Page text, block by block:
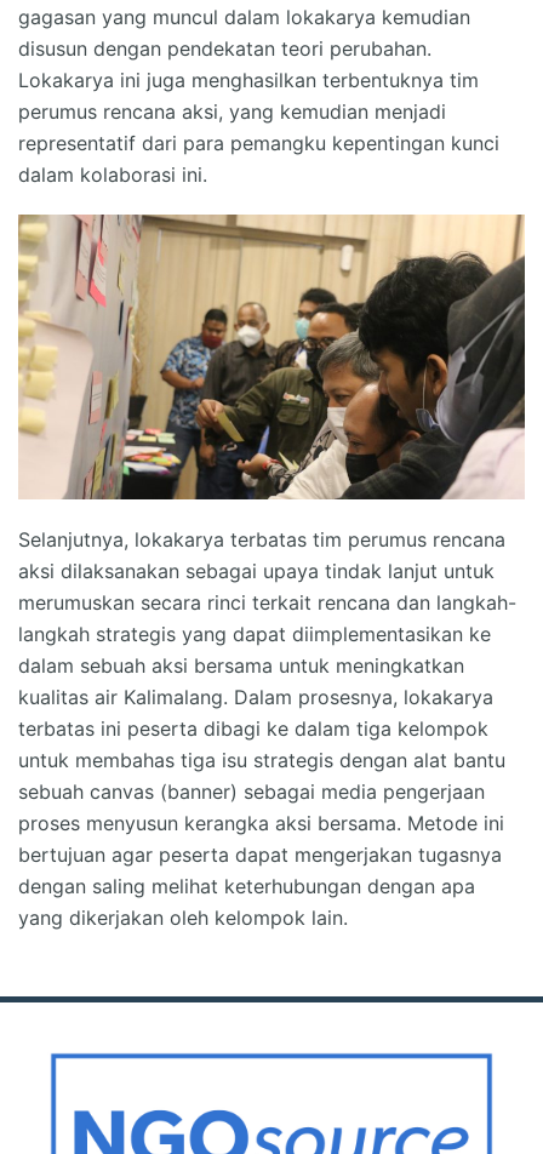
gagasan yang muncul dalam lokakarya kemudian
disusun dengan pendekatan teori perubahan.
Lokakarya ini juga menghasilkan terbentuknya tim
perumus rencana aksi, yang kemudian menjadi
representatif dari para pemangku kepentingan kunci
dalam kolaborasi ini.
Selanjutnya, lokakarya terbatas tim perumus rencana
aksi dilaksanakan sebagai upaya tindak lanjut untuk
merumuskan secara rinci terkait rencana dan langkah-
langkah strategis yang dapat diimplementasikan ke
dalam sebuah aksi bersama untuk meningkatkan
kualitas air Kalimalang. Dalam prosesnya, lokakarya
terbatas ini peserta dibagi ke dalam tiga kelompok
untuk membahas tiga isu strategis dengan alat bantu
sebuah canvas (banner) sebagai media pengerjaan
proses menyusun kerangka aksi bersama. Metode ini
bertujuan agar peserta dapat mengerjakan tugasnya
dengan saling melihat keterhubungan dengan apa
yang dikerjakan oleh kelompok lain.